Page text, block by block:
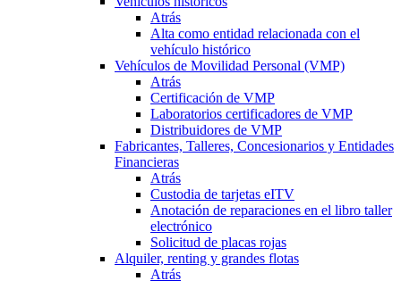
Atrás
Alta como entidad relacionada con el
vehículo histórico
Vehículos de Movilidad Personal (VMP)
Atrás
Certificación de VMP
Laboratorios certificadores de VMP
Distribuidores de VMP
Fabricantes, Talleres, Concesionarios y Entidades
Financieras
Atrás
Custodia de tarjetas eITV
Anotación de reparaciones en el libro taller
electrónico
Solicitud de placas rojas
Alquiler, renting y grandes flotas
Atrás